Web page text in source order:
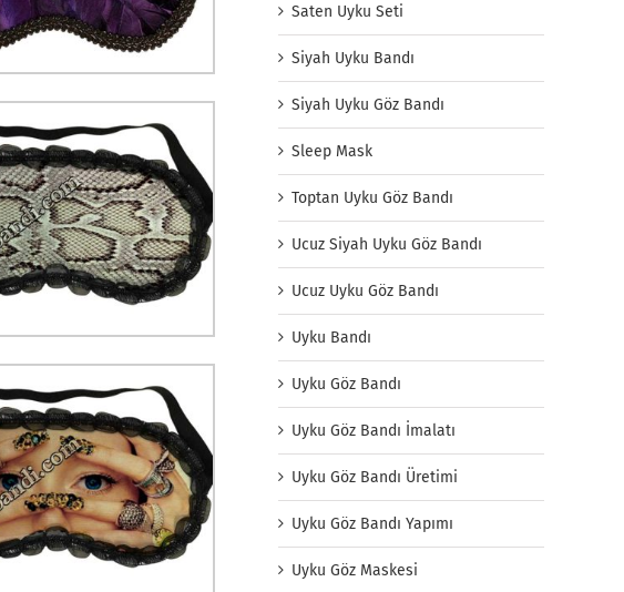
Saten Uyku Seti
Siyah Uyku Bandı
Siyah Uyku Göz Bandı
Sleep Mask
Toptan Uyku Göz Bandı
Ucuz Siyah Uyku Göz Bandı
Ucuz Uyku Göz Bandı
Uyku Bandı
Uyku Göz Bandı
Uyku Göz Bandı İmalatı
Uyku Göz Bandı Üretimi
Uyku Göz Bandı Yapımı
Uyku Göz Maskesi